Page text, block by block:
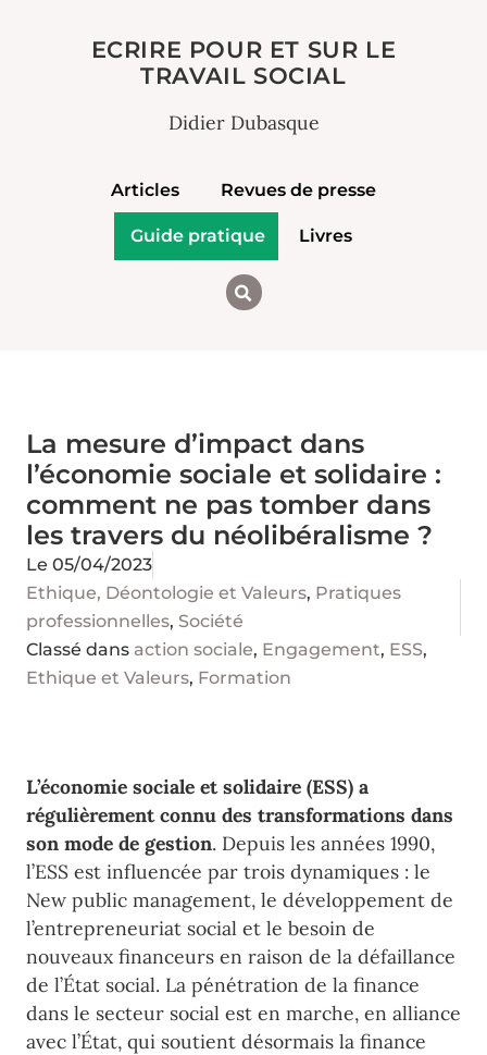
ECRIRE POUR ET SUR LE
TRAVAIL SOCIAL
Didier Dubasque
Articles Revues de presse
Guide pratique Livres
La mesure d’impact dans
l’économie sociale et solidaire :
comment ne pas tomber dans
les travers du néolibéralisme ?
Le 05/04/2023
Ethique, Déontologie et Valeurs, Pratiques
professionnelles, Société
Classé dans action sociale, Engagement, ESS,
Ethique et Valeurs, Formation
L’économie sociale et solidaire (ESS) a
régulièrement connu des transformations dans
son mode de gestion. Depuis les années 1990,
l’ESS est influencée par trois dynamiques : le
New public management, le développement de
l’entrepreneuriat social et le besoin de
nouveaux financeurs en raison de la défaillance
de l’État social. La pénétration de la finance
dans le secteur social est en marche, en alliance
avec l’État, qui soutient désormais la finance